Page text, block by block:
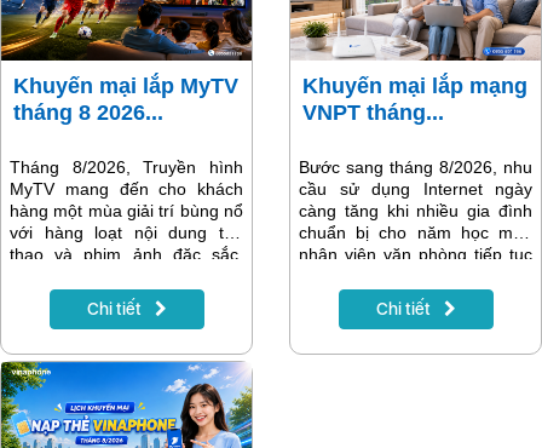
Khuyến mại lắp MyTV
tháng 8 2026...
Tháng 8/2026, Truyền hình
MyTV mang đến cho khách
hàng một mùa giải trí bùng nổ
với hàng loạt nội dung thể
thao và phim ảnh đặc sắc.
vô địch bóng đá Đông Nam Á
ASEAN Hyundai Cup 2026
được người hâm mộ bóng đá
Việt Nam mong chờ nhất
trong năm. Bên cạnh đó là
nhiều giải đấu quốc tế hấp
Chi tiết
Khuyến mại lắp mạng
VNPT tháng...
Bước sang tháng 8/2026, nhu
cầu sử dụng Internet ngày
càng tăng khi nhiều gia đình
chuẩn bị cho năm học mới,
nhân viên văn phòng tiếp tục
thiết bị thông minh trong gia
đình trở nên phổ biến hơn.
Chi tiết